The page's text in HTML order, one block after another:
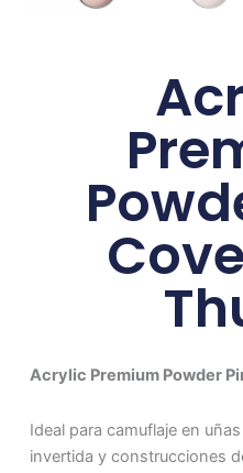
Acrylic Premium Powder
Ideal para camuflaje en
invertida y construcciones